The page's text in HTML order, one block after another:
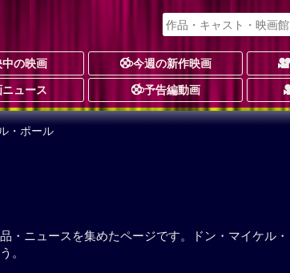
中の映画 今週の新作映画
ニュース 予告編動画
・ポール
・ニュースを集めたページです。ドン・マイケル・
。